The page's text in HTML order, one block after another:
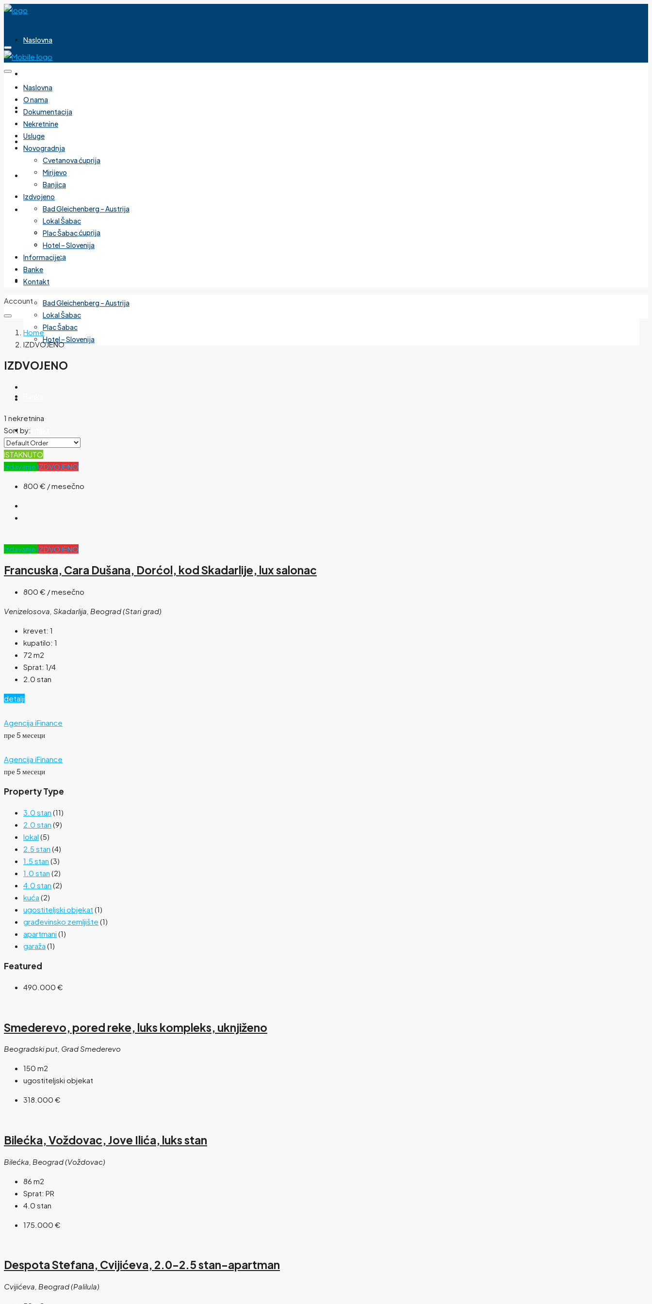
Naslovna
Dokumentacija
Nekretnine
Usluge
Novogradnja
Cvetanova ćuprija
Mirijevo
Banjica
Izdvojeno
Bad Gleichenberg – Austrija
Lokal Šabac
Plac Šabac
Hotel – Slovenija
Informacije
Kontakt
Naslovna
O nama
Dokumentacija
Nekretnine
Usluge
Novogradnja
Cvetanova ćuprija
Mirijevo
Banjica
Izdvojeno
Bad Gleichenberg – Austrija
Lokal Šabac
Plac Šabac
Hotel – Slovenija
Informacije
Banke
Kontakt
Account
Home
IZDVOJENO
IZDVOJENO
1 nekretnina
Sort by:
ISTAKNUTO
Izdavanje IZDVOJENO
800 € / mesečno
Izdavanje IZDVOJENO
Francuska, Cara Dušana, Dorćol, kod Skadarlije, lux salonac
800 € / mesečno
Venizelosova, Skadarlija, Beograd (Stari grad)
krevet: 1
kupatilo: 1
72 m2
Sprat: 1/4
2.0 stan
detalji
Agencija iFinance
пре 5 месеци
Agencija iFinance
пре 5 месеци
Property Type
3.0 stan (11)
2.0 stan (9)
lokal (5)
2.5 stan (4)
1.5 stan (3)
1.0 stan (2)
4.0 stan (2)
kuća (2)
ugostiteljski objekat (1)
građevinsko zemljište (1)
apartmani (1)
garaža (1)
Featured
490.000 €
Smederevo, pored reke, luks kompleks, uknjiženo
Beogradski put, Grad Smederevo
150 m2
ugostiteljski objekat
318.000 €
Bilećka, Voždovac, Jove Ilića, luks stan
Bilećka, Beograd (Voždovac)
86 m2
Sprat: PR
4.0 stan
175.000 €
Despota Stefana, Cvijićeva, 2.0-2.5 stan-apartman
Cvijićeva, Beograd (Palilula)